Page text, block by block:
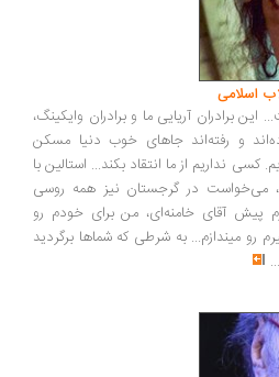
آریایی ما و برادران وایکینگ،
رفته‌اند جاهای خوب دنیا مسکن
از ما انتقاد بکند... استالین با
در گرجستان نیز همه روسی
خامنه‌ای، من برای خودم رو
به شرطی که شماها برگردید